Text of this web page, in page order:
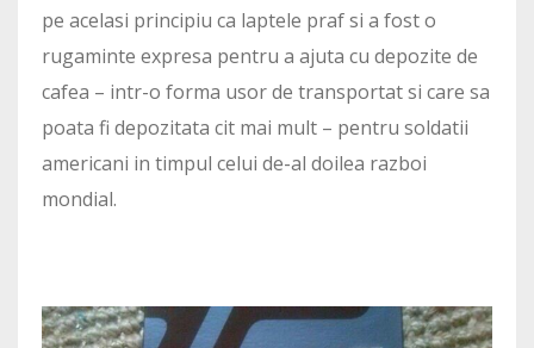
pe acelasi principiu ca laptele praf si a fost o
rugaminte expresa pentru a ajuta cu depozite de
cafea – intr-o forma usor de transportat si care sa
poata fi depozitata cit mai mult – pentru soldatii
americani in timpul celui de-al doilea razboi
mondial.